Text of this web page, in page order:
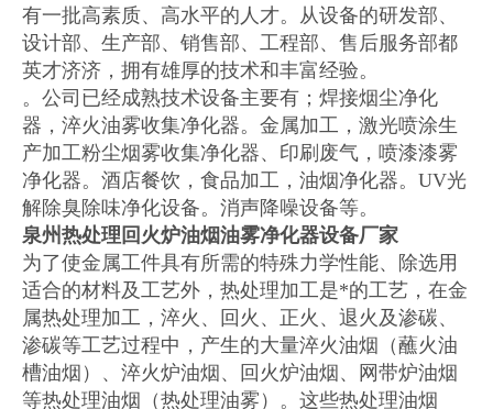
有一批高素质、高水平的人才。从设备的研发部、
设计部、生产部、销售部、工程部、售后服务部都
英才济济，拥有雄厚的技术和丰富经验。
。公司已经成熟技术设备主要有；焊接烟尘净化
器，淬火油雾收集净化器。金属加工，激光喷涂生
产加工粉尘烟雾收集净化器、印刷废气，喷漆漆雾
净化器。酒店餐饮，食品加工，油烟净化器。UV光
解除臭除味净化设备。消声降噪设备等。
泉州热处理回火炉油烟油雾净化器设备厂家
为了使金属工件具有所需的特殊力学性能、除选用
适合的材料及工艺外，热处理加工是*的工艺，在金
属热处理加工，淬火、回火、正火、退火及渗碳、
渗碳等工艺过程中，产生的大量淬火油烟（蘸火油
槽油烟）、淬火炉油烟、回火炉油烟、网带炉油烟
等热处理油烟（热处理油雾）。这些热处理油烟